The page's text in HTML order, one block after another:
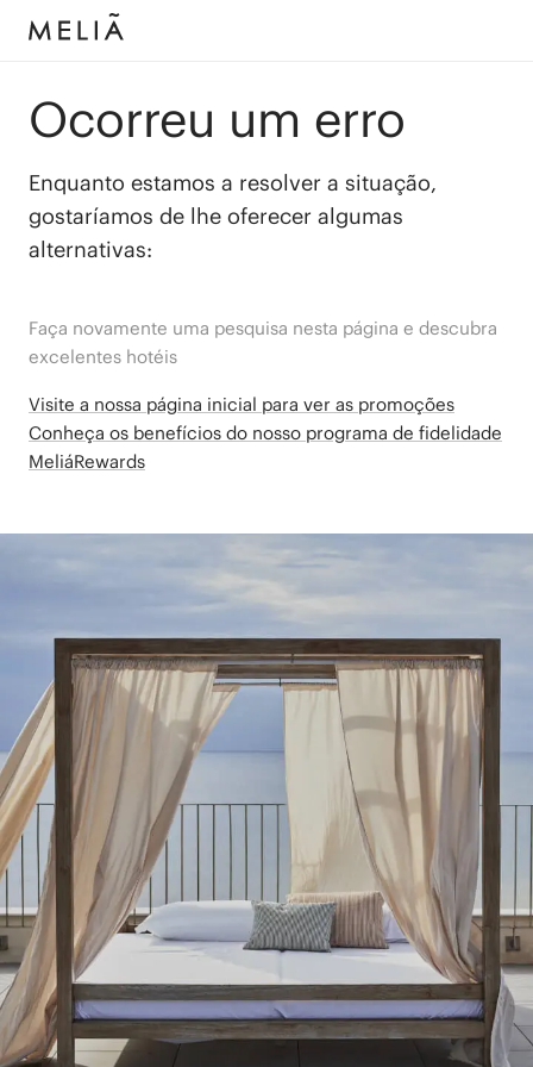
Ocorreu um erro
Enquanto estamos a resolver a situação,
gostaríamos de lhe oferecer algumas
alternativas:
Faça novamente uma pesquisa nesta página e descubra
excelentes hotéis
Visite a nossa página inicial para ver as promoções
Conheça os benefícios do nosso programa de fidelidade
MeliáRewards